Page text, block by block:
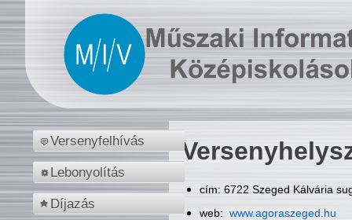
Versenyfelhívás
Lebonyolítás
Díjazás
cím: 6722 Szeged Kálvária
web: www.agoraszeged.hu